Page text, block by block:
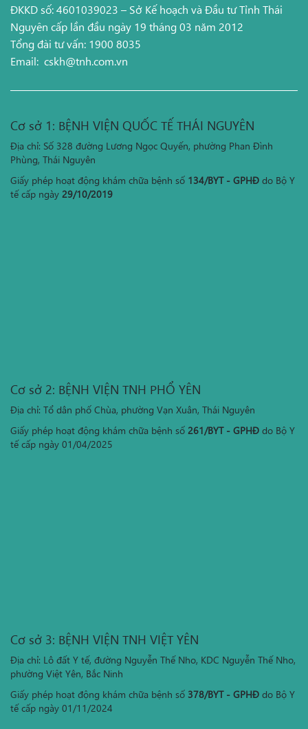
ĐKKD số: 4601039023 – Sở Kế hoạch và Đầu tư Tỉnh Thái
Nguyên cấp lần đầu ngày 19 tháng 03 năm 2012
Tổng đài tư vấn: 1900 8035
Email: cskh@tnh.com.vn
Cơ sở 1: BỆNH VIỆN QUỐC TẾ THÁI NGUYÊN
Địa chỉ: Số 328 đường Lương Ngọc Quyến, phường Phan Đình
Phùng, Thái Nguyên
Giấy phép hoạt động khám chữa bệnh số 134/BYT - GPHĐ do Bộ Y
tế cấp ngày 29/10/2019
Cơ sở 2: BỆNH VIỆN TNH PHỔ YÊN
Địa chỉ: Tổ dân phố Chùa, phường Vạn Xuân, Thái Nguyên
Giấy phép hoạt động khám chữa bệnh số 261/BYT - GPHĐ do Bộ Y
tế cấp ngày 01/04/2025
Cơ sở 3: BỆNH VIỆN TNH VIỆT YÊN
Địa chỉ: Lô đất Y tế, đường Nguyễn Thế Nho, KDC Nguyễn Thế Nho,
phường Việt Yên, Bắc Ninh
Giấy phép hoạt động khám chữa bệnh số 378/BYT - GPHĐ do Bộ Y
tế cấp ngày 01/11/2024